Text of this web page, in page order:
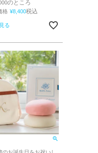
のところ
格 ¥8,400税込
る